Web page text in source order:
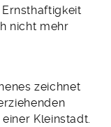
nicht mehr
zeichnet
Kleinstadt.